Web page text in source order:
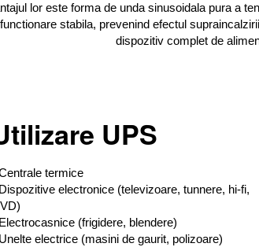
lor este forma de unda sinusoidala pura a
stabila, prevenind efectul
dispozitiv complet de
UPS
termice
electronice (televizoare, tunnere, hi-fi,
(frigidere, blendere)
electrice (masini de gaurit, polizoare)